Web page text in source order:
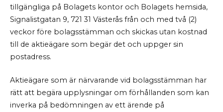
tillgängliga på Bolagets kontor och Bolagets hemsida,
Signalistgatan 9, 721 31 Västerås från och med två (2)
veckor före bolagsstämman och skickas utan kostnad
till de aktieägare som begär det och uppger sin
postadress.
Aktieägare som är närvarande vid bolagsstämman har
rätt att begära upplysningar om förhållanden som kan
inverka på bedömningen av ett ärende på